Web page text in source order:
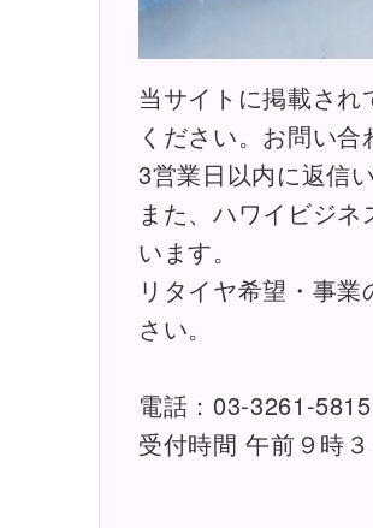
当サイトに掲載さ
ください。お問い合
3営業日以内に返信
また、ハワイビジ
います。
リタイヤ希望・事
さい。
電話：03-3261-
受付時間 午前９時